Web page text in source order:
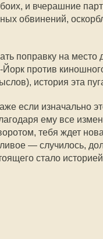
и вчерашние
обвинений,
поправку на место
против
история эта
если изначально
ему все
тебя ждет
— случилось,
стало